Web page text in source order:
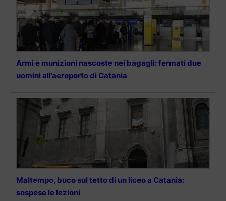
Armi e munizioni nascoste nei bagagli: fermati due
uomini all’aeroporto di Catania
Maltempo, buco sul tetto di un liceo a Catania:
sospese le lezioni